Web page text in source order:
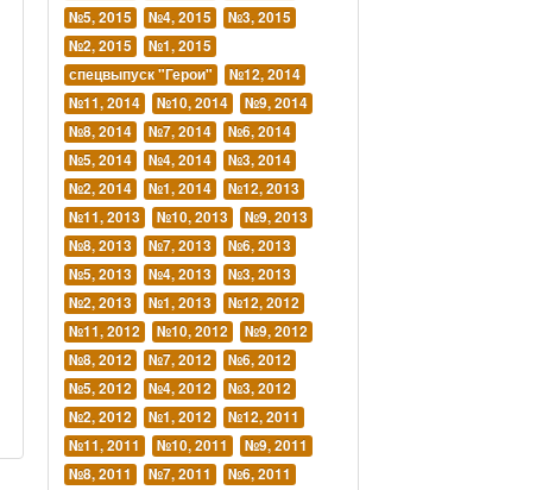
№5, 2015
№4, 2015
№3, 2015
№2, 2015
№1, 2015
спецвыпуск "Герои"
№12, 2014
№11, 2014
№10, 2014
№9, 2014
№8, 2014
№7, 2014
№6, 2014
№5, 2014
№4, 2014
№3, 2014
№2, 2014
№1, 2014
№12, 2013
№11, 2013
№10, 2013
№9, 2013
№8, 2013
№7, 2013
№6, 2013
№5, 2013
№4, 2013
№3, 2013
№2, 2013
№1, 2013
№12, 2012
№11, 2012
№10, 2012
№9, 2012
№8, 2012
№7, 2012
№6, 2012
№5, 2012
№4, 2012
№3, 2012
№2, 2012
№1, 2012
№12, 2011
№11, 2011
№10, 2011
№9, 2011
№8, 2011
№7, 2011
№6, 2011